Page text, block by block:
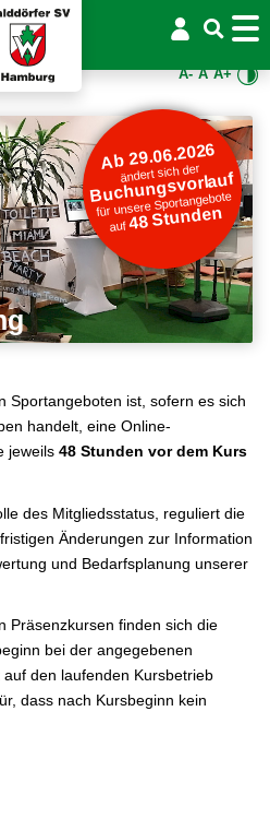
A- A A+
Ab 29.06.2026
ändert sich der
Buchungsvorlauf
für unsere Sportangebote
auf48 Stunden
Sportangeboten ist, sofern es sich
handelt, eine Online-
jeweils 48 Stunden vor dem Kurs
des Mitgliedsstatus, reguliert die
Änderungen zur Information
und Bedarfsplanung unserer
Präsenzkursen finden sich die
bei der angegebenen
den laufenden Kursbetrieb
dass nach Kursbeginn kein